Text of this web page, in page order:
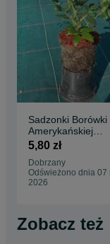
Sadzonki Borówki
Amerykańskiej
odmiana DUKE
5,80 zł
Dobrzany
Odświeżono dnia 07
2026
Zobacz też